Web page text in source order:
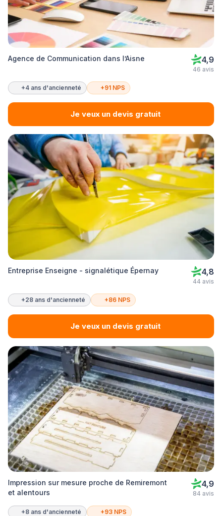
Agence de Communication dans l’Aisne 4,9
46 avis
+4 ans d'ancienneté +91 NPS
Je veux un devis gratuit
Entreprise Enseigne - signalétique Épernay 4,8
44 avis
+28 ans d'ancienneté +86 NPS
Je veux un devis gratuit
Impression sur mesure proche de Remiremont
et alentours
4,9
84 avis
+8 ans d'ancienneté +93 NPS